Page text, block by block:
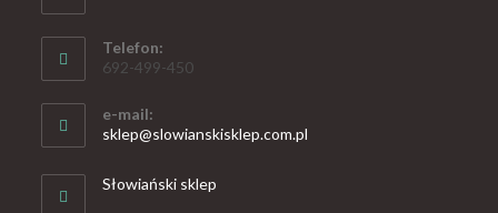
Telefon:
692-499-450
e-mail:
sklep@slowianskisklep.com.pl
Słowiański sklep